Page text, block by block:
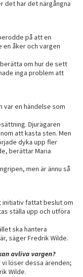
det har det närgångna
på att en
en åker och vargen
om hur de sett
inga problem att
en händelse som
Djurägaren
att kasta sten. Men
dyka upp fler
berättar Maria
men är ännu så
initiativ fattat beslut om
ställa upp och utföra
ska hantera
säger Fredrik Wilde.
avliva vargen?
löser dessa ärenden;
Wilde.